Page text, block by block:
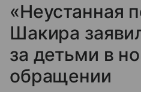
«Неустанная
Шакира
за детьми в
обращении